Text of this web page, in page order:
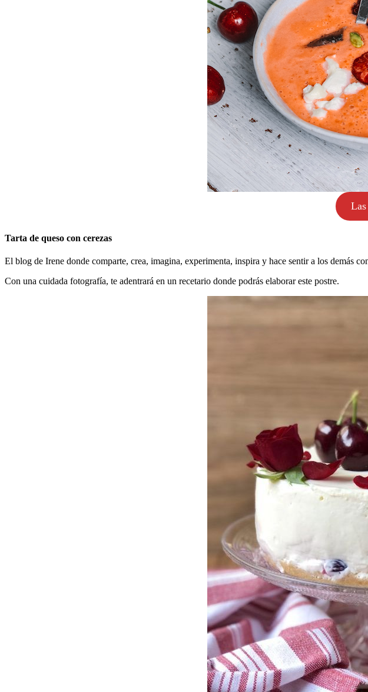
Tarta de queso con cerezas
El blog de Irene donde comparte, crea, imagina, experimenta, inspira y hace sentir a los demás
Con una cuidada fotografía, te adentrará en un recetario donde podrás elaborar este postre.